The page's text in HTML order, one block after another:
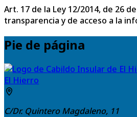
Art. 17 de la Ley 12/2014, de 26
transparencia y de acceso a la
Pie de página
El Hierro
C/Dr. Quintero Magdaleno, 11